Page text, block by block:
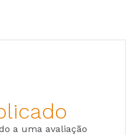
a uma avaliação